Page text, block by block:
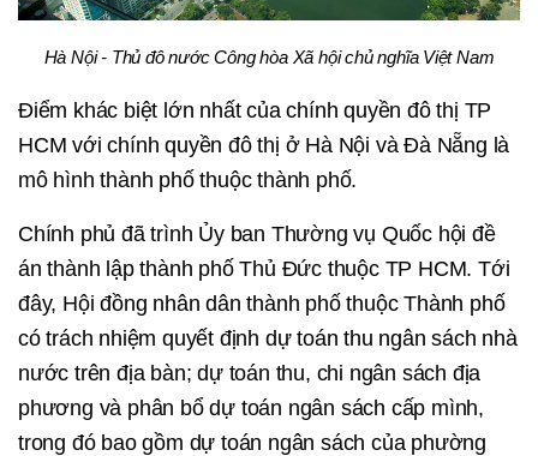
Hà Nội - Thủ đô nước Công hòa Xã hội chủ nghĩa Việt Nam
Điểm khác biệt lớn nhất của chính quyền đô thị TP
HCM với chính quyền đô thị ở Hà Nội và Đà Nẵng là
mô hình thành phố thuộc thành phố.
Chính phủ đã trình Ủy ban Thường vụ Quốc hội đề
án thành lập thành phố Thủ Đức thuộc TP HCM. Tới
đây, Hội đồng nhân dân thành phố thuộc Thành phố
có trách nhiệm quyết định dự toán thu ngân sách nhà
nước trên địa bàn; dự toán thu, chi ngân sách địa
phương và phân bổ dự toán ngân sách cấp mình,
trong đó bao gồm dự toán ngân sách của phường